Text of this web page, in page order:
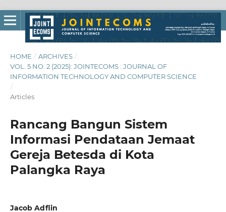
HOME / ARCHIVES /
VOL. 5 NO. 2 (2025): JOINTECOMS : JOURNAL OF
INFORMATION TECHNOLOGY AND COMPUTER SCIENCE
/
Articles
Rancang Bangun Sistem
Informasi Pendataan Jemaat
Gereja Betesda di Kota
Palangka Raya
Jacob Adflin